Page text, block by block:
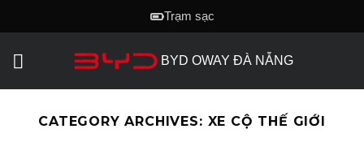
to
Trạm sạc
BYD OWAY ĐÀ NẴNG
CATEGORY ARCHIVES: XE CỘ THẾ GIỚI